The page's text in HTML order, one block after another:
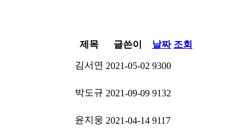
제목 글쓴이 날짜 조회
김서연 2021-05-02 9300
박도규 2021-09-09 9132
윤지웅 2021-04-14 9117